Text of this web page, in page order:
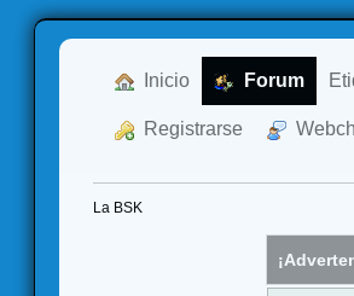
Inicio Forum
Registrarse
La BSK